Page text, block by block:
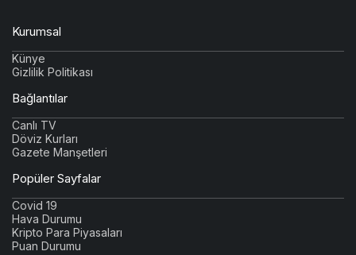
Kurumsal
Künye
Gizlilik Politikası
Bağlantılar
Canlı TV
Döviz Kurları
Gazete Manşetleri
Popüler Sayfalar
Covid 19
Hava Durumu
Kripto Para Piyasaları
Puan Durumu